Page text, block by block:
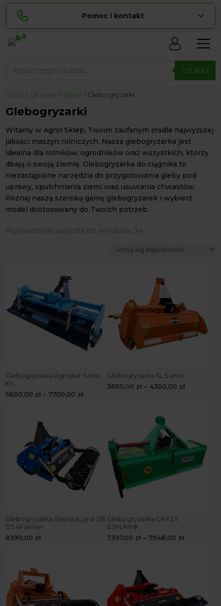
Pomoc i kontakt
Lucyna
pokaż numer
534 853 ...
zamowienia@ ...
biuro@ ... pokaż e-mail
Biuro obsługi klienta czynne Pn-Sb: 8:00 – 20:00
0
produktów SZUKAJ
Strona główna Sklep Glebogryzarki
Glebogryzarki
Witamy w Agrol Sklep, Twoim zaufanym źródle najwyższej
jakości maszyn rolniczych. Nasza glebogryzarka jest
idealna dla rolników, ogrodników oraz wszystkich, którzy
dbają o swoją ziemię. Glebogryzarka do ciągnika to
niezastąpione narzędzia do przygotowania gleby pod
uprawy, spulchniania ziemi oraz usuwania chwastów.
Poznaj naszą szeroką gamę glebogryzarek i wybierz
model dostosowany do Twoich potrzeb.
Wyświetlanie wszystkich wyników: 34
popularności
Glebogryzarka Agrostar Seria
KS
5600,00 zł – 7700,00 zł
Glebogryzarka TL Sanko
3650,00 zł – 4300,00 zł
Glebogryzarka Separacyjna SB
125 4Farmer
8390,00 zł
Glebogryzarka GRYZA
STRUMYK
7397,00 zł – 7948,00 zł